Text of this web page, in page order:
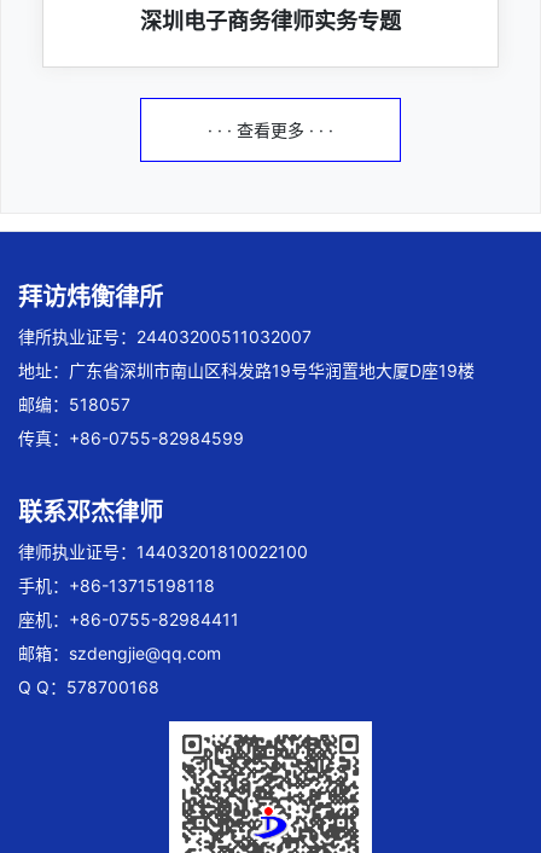
深圳电子商务律师实务专题
· · · 查看更多 · · ·
拜访炜衡律所
律所执业证号：24403200511032007
地址：广东省深圳市南山区科发路19号华润置地大厦D座19楼
邮编：518057
传真：+86-0755-82984599
联系邓杰律师
律师执业证号：14403201810022100
手机：+86-13715198118
座机：+86-0755-82984411
邮箱： szdengjie@qq.com
Q Q：578700168